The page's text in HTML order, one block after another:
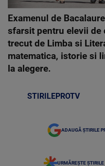
Examenul de
sfarsit pentru elevii de
trecut de Limba si
matematica, istorie si
la alegere.
STIRILEPROTV
ADAUGĂ ȘTIRILE
URMĂREȘTE